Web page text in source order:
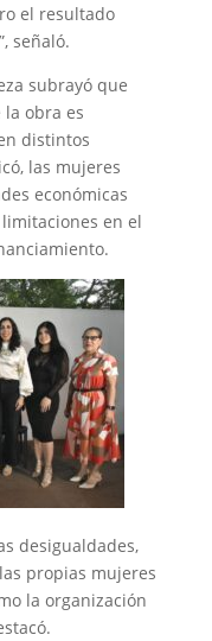
el resultado
señaló.
subrayó que
obra es
distintos
las mujeres
económicas
en el
desigualdades,
propias mujeres
la organización